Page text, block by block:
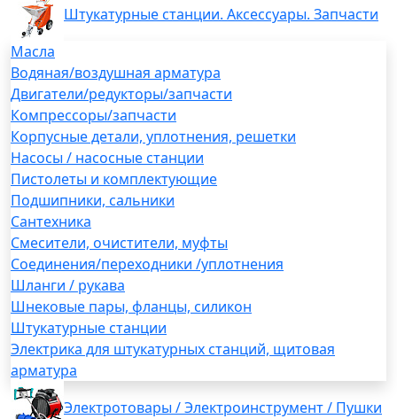
Штукатурные станции. Аксессуары. Запчасти
Масла
Водяная/воздушная арматура
Двигатели/редукторы/запчасти
Компрессоры/запчасти
Корпусные детали, уплотнения, решетки
Насосы / насосные станции
Пистолеты и комплектующие
Подшипники, сальники
Сантехника
Смесители, очистители, муфты
Соединения/переходники /уплотнения
Шланги / рукава
Шнековые пары, фланцы, силикон
Штукатурные станции
Электрика для штукатурных станций, щитовая
арматура
Электротовары / Электроинструмент / Пушки